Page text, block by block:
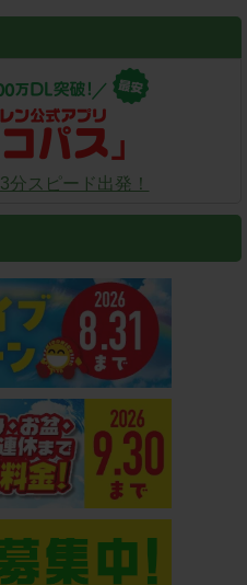
スピード出発！